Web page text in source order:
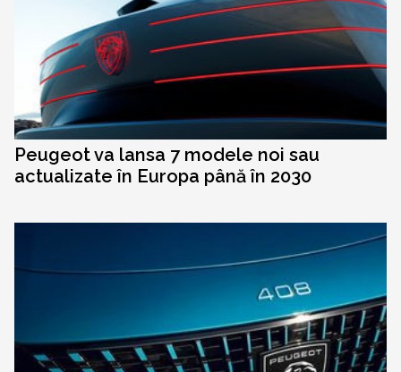
Peugeot va lansa 7 modele noi sau
actualizate în Europa până în 2030